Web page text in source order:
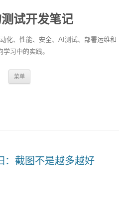
试开发笔记
化、性能、安全、AI测试、部署运维和
学习中的实践。
菜单
：截图不是越多越好